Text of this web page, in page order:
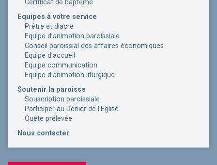
Certificat de baptême
Equipes à votre service
Prêtre et diacre
Equipe d’animation paroissiale
Conseil paroissial des affaires économiques
Equipe d’accueil
Equipe communication
Equipe d’animation liturgique
Soutenir la paroisse
Souscription paroissiale
Participer au Denier de l’Eglise
Quête prélevée
Nous contacter